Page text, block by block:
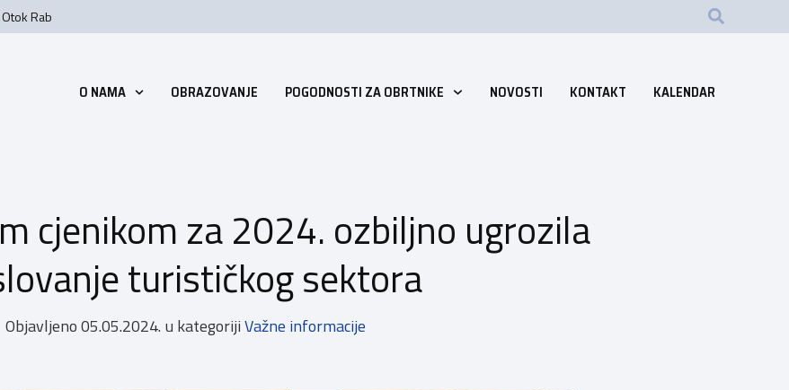
Rab
O NAMA OBRAZOVANJE POGODNOSTI ZA OBRTNIKE NOVOSTI KONTAKT KALENDAR
cjenikom za 2024. ozbiljno ugrozila
turističkog sektora
Objavljeno05.05.2024. u kategorijiVažne informacije